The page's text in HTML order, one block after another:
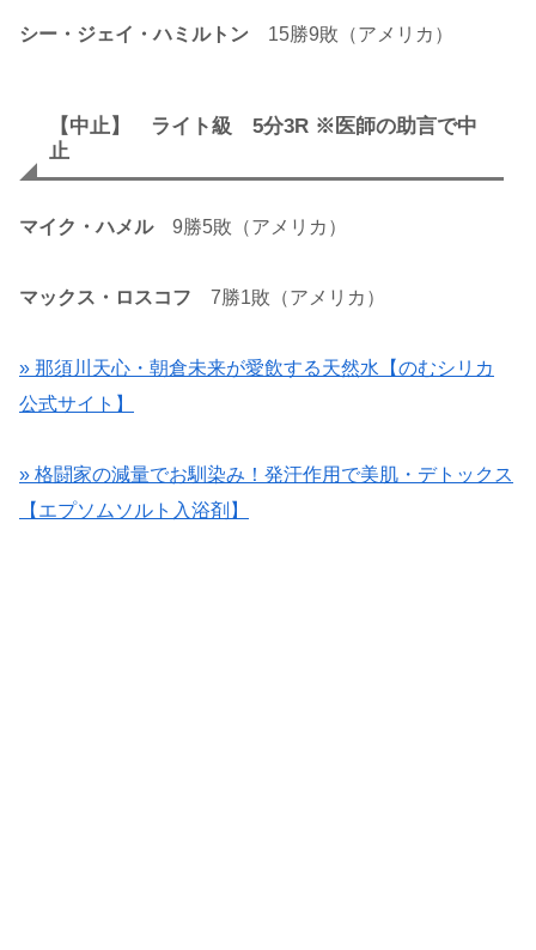
シー・ジェイ・ハミルトン 15勝9敗（アメリカ）
【中止】 ライト級 5分3R ※医師の助言で中
止
マイク・ハメル9勝5敗（アメリカ）
マックス・ロスコフ 7勝1敗（アメリカ）
» 那須川天心・朝倉未来が愛飲する天然水【のむシリカ
公式サイト】
» 格闘家の減量でお馴染み！発汗作用で美肌・デトックス
【エプソムソルト入浴剤】